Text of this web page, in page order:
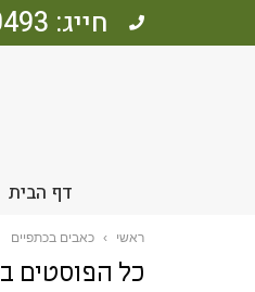
חייג: 072-2500493
דף הבית
ראשי › כאבים בכתפיים
כל הפוסטים ב